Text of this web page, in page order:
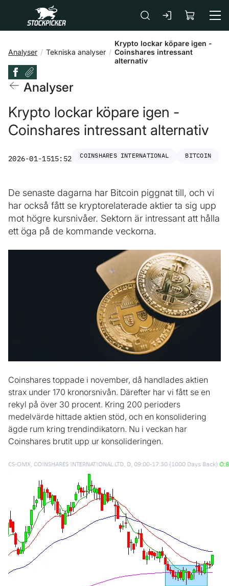
Gå till huvudinnehåll
Analyser Tekniska analyser
Krypto lockar köpare igen -
Coinshares intressant
alternativ
Analyser
Krypto lockar köpare igen -
Coinshares intressant alternativ
2026-01-1515:52 COINSHARES INTERNATIONAL BITCOIN
De senaste dagarna har Bitcoin piggnat till, och vi
har också fått se kryptorelaterade aktier ta sig upp
mot högre kursnivåer. Sektorn är intressant att hålla
ett öga på de kommande veckorna.
Coinshares toppade i november, då handlades aktien
strax under 170 kronorsnivån. Därefter har vi fått se en
rekyl på över 30 procent. Kring 200 perioders
medelvärde hittade aktien stöd, och en konsolidering
ägde rum kring trendindikatorn. Nu i veckan har
Coinshares brutit upp ur konsolideringen.